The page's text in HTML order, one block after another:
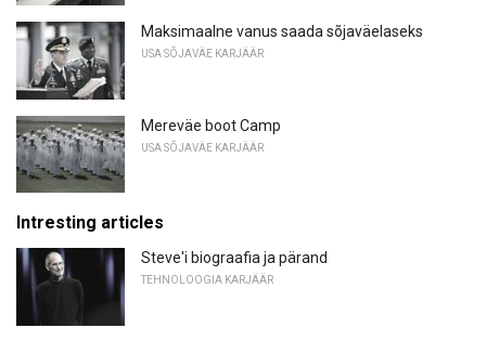
Maksimaalne vanus saada sõjaväelaseks
USA SÕJAVÄE KARJÄÄR
Mereväe boot Camp
USA SÕJAVÄE KARJÄÄR
Intresting articles
Steve'i biograafia ja pärand
TEHNOLOOGIA KARJÄÄR